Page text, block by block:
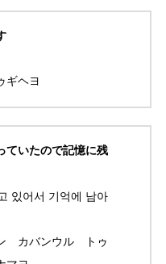
ヘヨ
ていたので記憶に残
있어서 기억에 남아
カバンウル トゥ